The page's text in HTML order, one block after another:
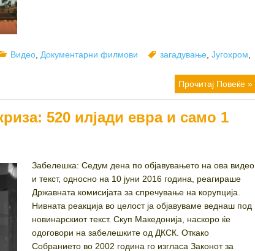
Categories
Видео Документарни филмови Tags
загадување ,Југохром
Прочитај Повеќе »
520 илјади евра и само 1
Забелешка: Седум дена по објавувањето на ова видео
и текст, односно на 10 јуни 2016 година, реагираше
Државната комисијата за спречување на корупција.
Нивната реакција во целост ја објавуваме веднаш под
новинарскиот текст. Скуп Македонија, наскоро ќе
одоговори на забелешките од ДКСК. Откако
Собранието во 2002 година го изгласа Законот за